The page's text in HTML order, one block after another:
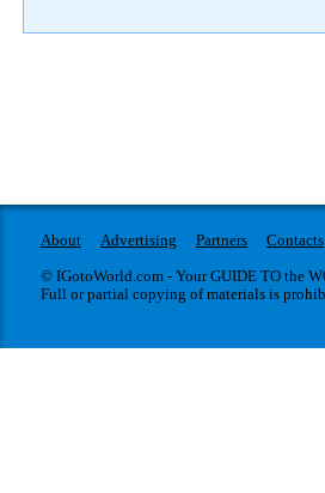
About Advertising Partners Contacts
© IGotoWorld.com - Your GUIDE TO the
Full or partial copying of materials is